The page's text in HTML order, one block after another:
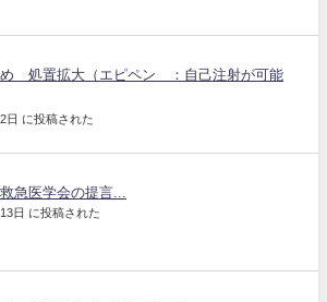
処置拡大（エピペン®：自己注射が可能
日 に投稿された
急医学会の提言...
日 に投稿された